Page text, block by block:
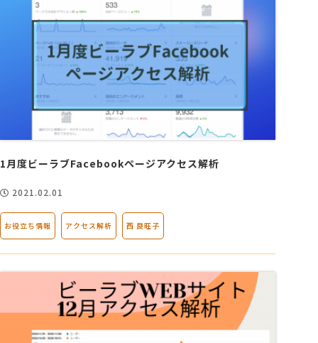
1月度ビーラブFacebookページアクセス解析
2021.02.01
お役立ち情報 アクセス解析 西 良旺子